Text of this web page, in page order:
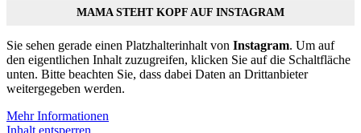
MAMA STEHT KOPF AUF INSTAGRAM
Sie sehen gerade einen Platzhalterinhalt von Instagram. Um auf
den eigentlichen Inhalt zuzugreifen, klicken Sie auf die Schaltfläche
unten. Bitte beachten Sie, dass dabei Daten an Drittanbieter
weitergegeben werden.
Mehr Informationen
Inhalt entsperren